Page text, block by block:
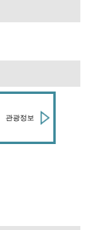
관광정보